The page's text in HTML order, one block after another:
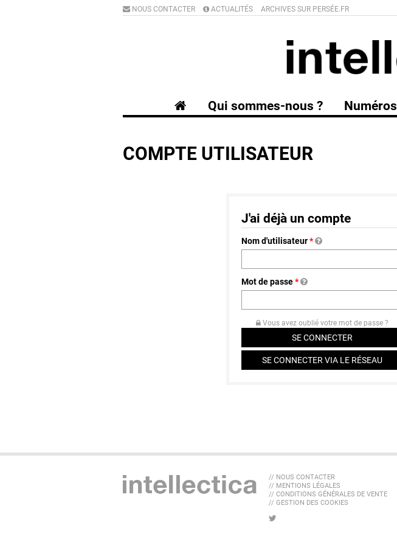
NOUS CONTACTER ACTUALITÉS ARCHIVES SUR PERSÉE.FR
Qui sommes-nous ? Numéros
COMPTE UTILISATEUR
J'ai déjà un compte
Nom d'utilisateur*
Mot de passe*
Vous avez oublié votre mot de passe ?
SE CONNECTER VIA LE RÉSEAU
// NOUS CONTACTER
// MENTIONS LÉGALES
// CONDITIONS GÉNÉRALES DE VENTE
// GESTION DES COOKIES